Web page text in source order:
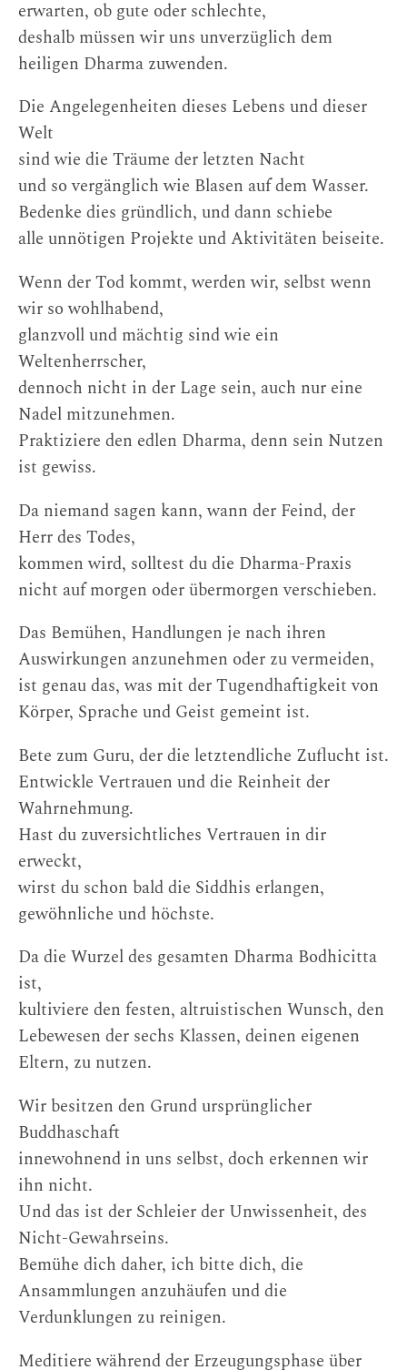
erwarten, ob gute oder schlechte,
deshalb müssen wir uns unverzüglich dem
heiligen Dharma zuwenden.
Die Angelegenheiten dieses Lebens und dieser
Welt
sind wie die Träume der letzten Nacht
und so vergänglich wie Blasen auf dem Wasser.
Bedenke dies gründlich, und dann schiebe
alle unnötigen Projekte und Aktivitäten beiseite.
Wenn der Tod kommt, werden wir, selbst wenn
wir so wohlhabend,
glanzvoll und mächtig sind wie ein
Weltenherrscher,
dennoch nicht in der Lage sein, auch nur eine
Nadel mitzunehmen.
Praktiziere den edlen Dharma, denn sein Nutzen
ist gewiss.
Da niemand sagen kann, wann der Feind, der
Herr des Todes,
kommen wird, solltest du die Dharma-Praxis
nicht auf morgen oder übermorgen verschieben.
Das Bemühen, Handlungen je nach ihren
Auswirkungen anzunehmen oder zu vermeiden,
ist genau das, was mit der Tugendhaftigkeit von
Körper, Sprache und Geist gemeint ist.
Bete zum Guru, der die letztendliche Zuflucht ist.
Entwickle Vertrauen und die Reinheit der
Wahrnehmung.
Hast du zuversichtliches Vertrauen in dir
erweckt,
wirst du schon bald die Siddhis erlangen,
gewöhnliche und höchste.
Da die Wurzel des gesamten Dharma Bodhicitta
ist,
kultiviere den festen, altruistischen Wunsch, den
Lebewesen der sechs Klassen, deinen eigenen
Eltern, zu nutzen.
Wir besitzen den Grund ursprünglicher
Buddhaschaft
innewohnend in uns selbst, doch erkennen wir
ihn nicht.
Und das ist der Schleier der Unwissenheit, des
Nicht-Gewahrseins.
Bemühe dich daher, ich bitte dich, die
Ansammlungen anzuhäufen und die
Verdunklungen zu reinigen.
Meditiere während der Erzeugungsphase über